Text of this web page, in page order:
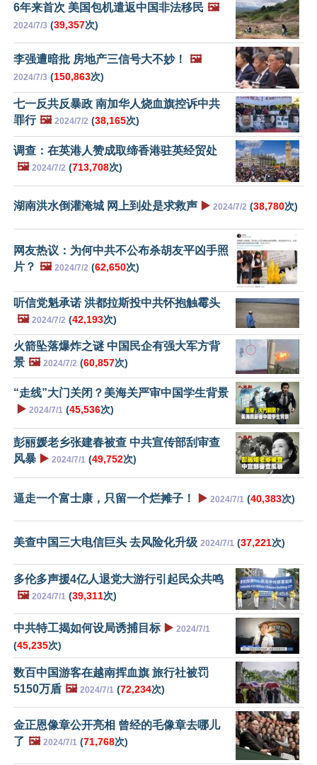
6年来首次 美国包机遣返中国非法移民 🖼️
2024/7/3 (39,357次)
李强遭暗批 房地产三信号大不妙！ 🖼️
2024/7/3 (150,863次)
七一反共反暴政 南加华人烧血旗控诉中共
罪行 🖼️ 2024/7/2 (38,165次)
调查：在英港人赞成取缔香港驻英经贸处
🖼️ 2024/7/2 (713,708次)
湖南洪水倒灌淹城 网上到处是求救声 ▶️ 2024/7/2 (38,780次)
网友热议：为何中共不公布杀胡友平凶手照
片？ 🖼️ 2024/7/2 (62,650次)
听信党魁承诺 洪都拉斯投中共怀抱触霉头
🖼️ 2024/7/2 (42,193次)
火箭坠落爆炸之谜 中国民企有强大军方背
景 🖼️ 2024/7/2 (60,857次)
“走线”大门关闭？美海关严审中国学生背景
▶️ 2024/7/1 (45,536次)
彭丽媛老乡张建春被查 中共宣传部刮审查
风暴 ▶️ 2024/7/1 (49,752次)
逼走一个富士康，只留一个烂摊子！ ▶️ 2024/7/1 (40,383次)
美查中国三大电信巨头 去风险化升级 2024/7/1 (37,221次)
多伦多声援4亿人退党大游行引起民众共鸣
🖼️ 2024/7/1 (39,311次)
中共特工揭如何设局诱捕目标 ▶️ 2024/7/1
(45,235次)
数百中国游客在越南挥血旗 旅行社被罚
5150万盾 🖼️ 2024/7/1 (72,234次)
金正恩像章公开亮相 曾经的毛像章去哪儿
了 🖼️ 2024/7/1 (71,768次)